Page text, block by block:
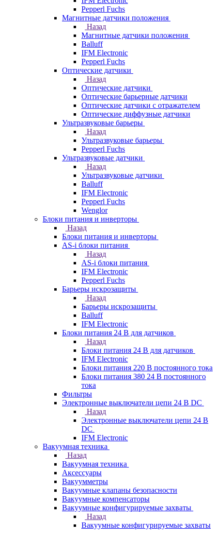
Pepperl Fuchs
Магнитные датчики положения
Назад
Магнитные датчики положения
Balluff
IFM Electronic
Pepperl Fuchs
Оптические датчики
Назад
Оптические датчики
Оптические барьерные датчики
Оптические датчики с отражателем
Оптические диффузные датчики
Ультразвуковые барьеры
Назад
Ультразвуковые барьеры
Pepperl Fuchs
Ультразвуковые датчики
Назад
Ультразвуковые датчики
Balluff
IFM Electronic
Pepperl Fuchs
Wenglor
Блоки питания и инверторы
Назад
Блоки питания и инверторы
AS-i блоки питания
Назад
AS-i блоки питания
IFM Electronic
Pepperl Fuchs
Барьеры искрозащиты
Назад
Барьеры искрозащиты
Balluff
IFM Electronic
Блоки питания 24 В для датчиков
Назад
Блоки питания 24 В для датчиков
IFM Electronic
Блоки питания 220 В постоянного тока
Блоки питания 380 24 В постоянного
тока
Фильтры
Электронные выключатели цепи 24 В DC
Назад
Электронные выключатели цепи 24 В
DC
IFM Electronic
Вакуумная техника
Назад
Вакуумная техника
Аксессуары
Вакуумметры
Вакуумные клапаны безопасности
Вакуумные компенсаторы
Вакуумные конфигурируемые захваты
Назад
Вакуумные конфигурируемые захваты